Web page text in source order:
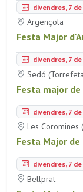
divendres, 7
Argençola
Festa Major
divendres, 7
Sedó
Festa major de
divendres, 7
Les Coromines
Festa Major de
divendres, 7
Bellprat